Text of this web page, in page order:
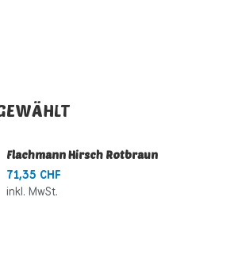
Flachmann Hirsch Rotbraun
71,35 CHF
inkl. MwSt.